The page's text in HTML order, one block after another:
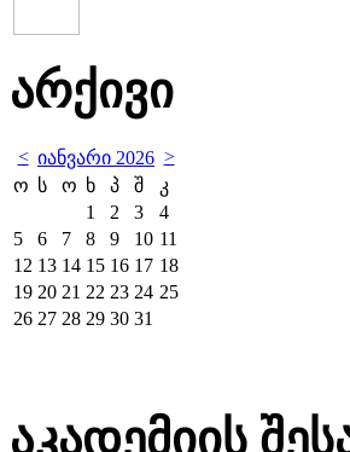
არქივი
< იანვარი 2026 >
ო ს ო ხ პ შ
კ
1
2 3
4
5
6 7 8 9 10 11
12 13 14 15 16 17 18
19 20 21 22 23 24 25
26 27 28 29 30 31
აკადემიის